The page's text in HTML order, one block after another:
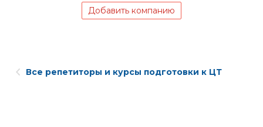
Добавить компанию
Все репетиторы и курсы подготовки к ЦТ